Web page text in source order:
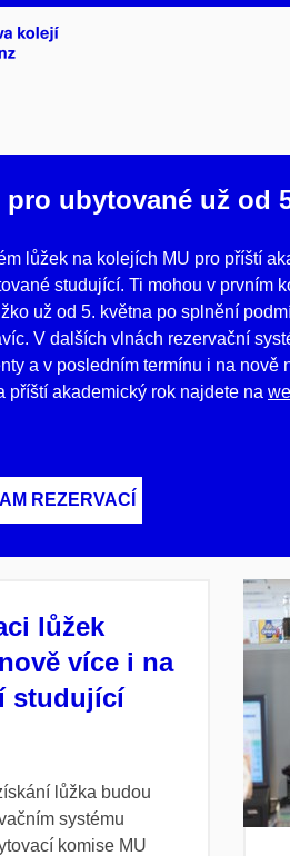
pro ubytované už od
lůžek na kolejích MU pro příští
studující. Ti mohou v prvním
už od 5. května po splnění
V dalších vlnách rezervační
a v posledním termínu i na nově
příští akademický rok najdete na
REZERVACÍ
lůžek
více i na
studující
lůžka budou
systému
komise MU